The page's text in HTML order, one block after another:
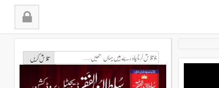
تلاش
کرنا
رہے